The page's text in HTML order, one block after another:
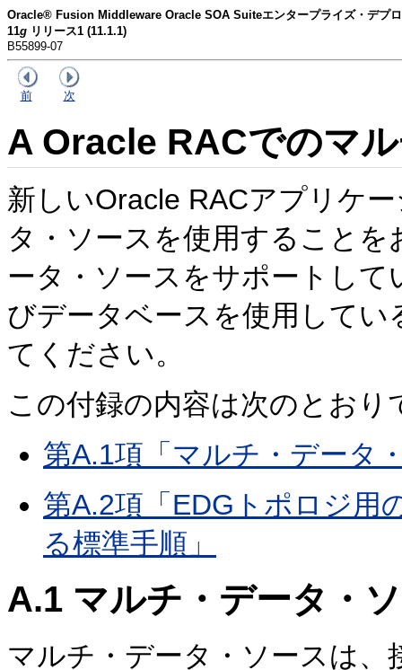
Oracle® Fusion Middleware Oracle SOA Suiteエンタープライズ・デプ
11g リリース1 (11.1.1)
B55899-07
前 次
A Oracle RACでのマ
新しいOracle RACアプリケ
タ・ソースを使用すること
ータ・ソースをサポートし
びデータベースを使用して
てください。
この付録の内容は次のとおり
第A.1項「マルチ・データ
第A.2項「EDGトポロジ用
る標準手順」
A.1 マルチ・データ・
マルチ・データ・ソースは